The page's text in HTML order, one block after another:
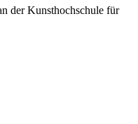
der Kunsthochschule für